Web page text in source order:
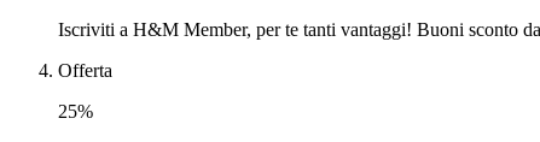
Iscriviti a H&M Member, per te tanti vantaggi! Buoni sconto
Offerta
25%